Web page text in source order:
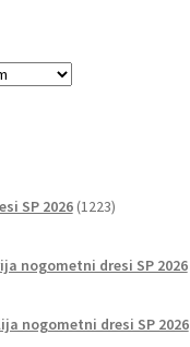
SP 2026 1223izdelkov
nogometni dresi SP 2026
nogometni dresi SP 2026